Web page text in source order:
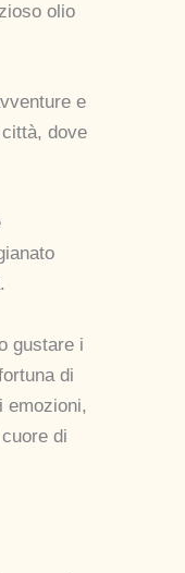
olio
e
dove
gustare i
di
emozioni,
di